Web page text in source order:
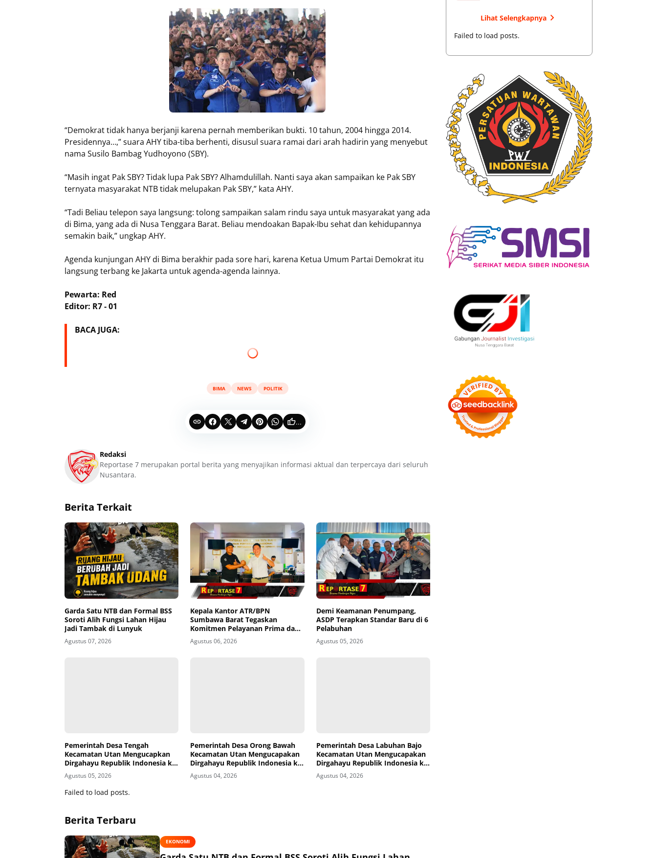
“Demokrat tidak hanya berjanji karena pernah memberikan bukti. 10 tahun, 2004 hingga 2014.
Presidennya…,” suara AHY tiba-tiba berhenti, disusul suara ramai dari arah hadirin yang menyebut
nama Susilo Bambag Yudhoyono (SBY).
“Masih ingat Pak SBY? Tidak lupa Pak SBY? Alhamdulillah. Nanti saya akan sampaikan ke Pak SBY
ternyata masyarakat NTB tidak melupakan Pak SBY,” kata AHY.
“Tadi Beliau telepon saya langsung: tolong sampaikan salam rindu saya untuk masyarakat yang ada
di Bima, yang ada di Nusa Tenggara Barat. Beliau mendoakan Bapak-Ibu sehat dan kehidupannya
semakin baik,” ungkap AHY.
Agenda kunjungan AHY di Bima berakhir pada sore hari, karena Ketua Umum Partai Demokrat itu
langsung terbang ke Jakarta untuk agenda-agenda lainnya.
Pewarta: Red
Editor: R7 - 01
BACA JUGA:
BIMA NEWS POLITIK
...
Redaksi
Reportase 7 merupakan portal berita yang menyajikan informasi aktual dan terpercaya dari seluruh
Nusantara.
Berita Terkait
Garda Satu NTB dan Formal BSS
Soroti Alih Fungsi Lahan Hijau
Jadi Tambak di Lunyuk
Agustus 07, 2026
Kepala Kantor ATR/BPN
Sumbawa Barat Tegaskan
Komitmen Pelayanan Prima dan
Buka Pintu Pengaduan
Masyarakat
Agustus 06, 2026
Demi Keamanan Penumpang,
ASDP Terapkan Standar Baru di 6
Pelabuhan
Agustus 05, 2026
Pemerintah Desa Tengah
Kecamatan Utan Mengucapkan
Dirgahayu Republik Indonesia ke-
81
Agustus 05, 2026
Pemerintah Desa Orong Bawah
Kecamatan Utan Mengucapakan
Dirgahayu Republik Indonesia ke-
81
Agustus 04, 2026
Pemerintah Desa Labuhan Bajo
Kecamatan Utan Mengucapakan
Dirgahayu Republik Indonesia ke-
81
Agustus 04, 2026
Failed to load posts.
Berita Terbaru
EKONOMI
Lihat Selengkapnya
Failed to load posts.